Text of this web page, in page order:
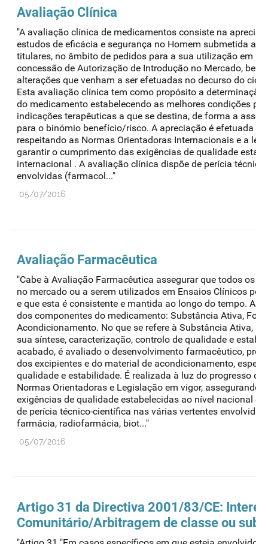
Avaliação Clínica
"A avaliação clínica de medicamentos consiste na
estudos de eficácia e segurança no Homem submetida ao
titulares, no âmbito de pedidos para a sua utilização em
concessão de Autorização de Introdução no Mercado, bem
alterações que venham a ser efetuadas no decurso do
Esta avaliação clínica tem como propósito a determinação
do medicamento estabelecendo as melhores condições
indicações terapêuticas a que se destina, de forma a
para o binómio benefício/risco. A apreciação é efetuada à
respeitando as Normas Orientadoras Internacionais e a
garantir o cumprimento das exigências de qualidade
internacional . A avaliação clínica dispõe de perícia
envolvidas (farmacol..."
05/07/2016
Avaliação Farmacêutica
"Cabe à Avaliação Farmacêutica assegurar que todos os
no mercado ou a serem utilizados em Ensaios Clínicos
e que esta é consistente e mantida ao longo do tempo. A
dos componentes do medicamento: Substância Ativa,
Acondicionamento. No que se refere à Substância Ativa, a
sua síntese, caracterização, controlo de qualidade e
acabado, é avaliado o desenvolvimento farmacêutico,
dos excipientes e do material de acondicionamento,
qualidade e estabilidade. É realizada à luz do progresso
Normas Orientadoras e Legislação em vigor, assegurando
exigências de qualidade estabelecidas ao nível nacional e
de perícia técnico-científica nas várias vertentes
farmácia, radiofarmácia, biot..."
05/07/2016
Artigo 31 da Directiva 2001/83/CE:
Comunitário/Arbitragem de classe ou